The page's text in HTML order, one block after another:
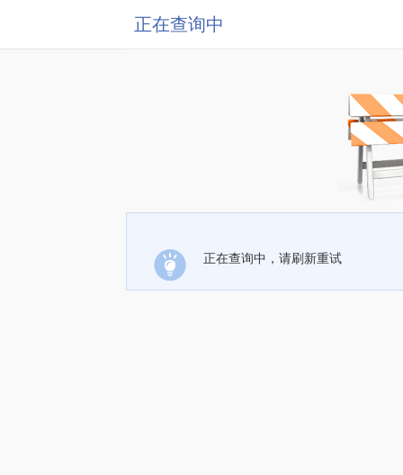
正在查询中
正在查询中，请刷新重试